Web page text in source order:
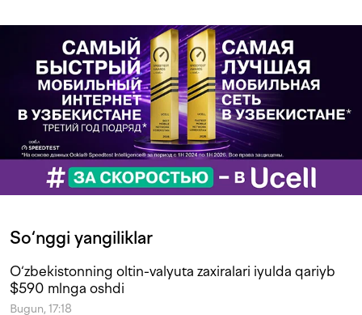
So‘nggi yangiliklar
O‘zbekistonning oltin-valyuta zaxiralari iyulda qariyb
$590 mlnga oshdi
Bugun, 17:18